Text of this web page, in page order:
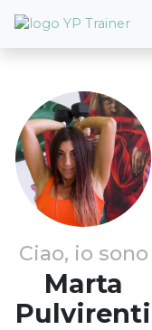
Ciao, io sono
Marta
Pulvirenti